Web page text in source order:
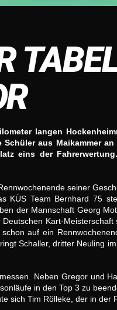
langen
aus Maikammer
eins der
seiner
KÜS Team Bernhard 75
der Mannschaft Georg
Kart-
auf ein
Schaller, dritter Neuling
Neben Gregor und
in den Top 3 zu
sich Tim Rölleke, der in